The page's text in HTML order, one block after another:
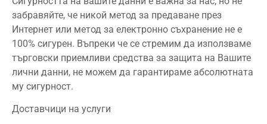
забравяйте, че никой метод за предаване през
Интернет или метод за електронно съхранение не е
100% сигурен. Въпреки че се стремим да използваме
търговски приемливи средства за защита на Вашите
лични данни, не можем да гарантираме абсолютната
му сигурност.
Доставчици на услуги